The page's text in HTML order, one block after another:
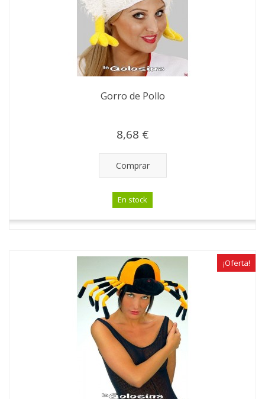
Gorro de Pollo
8,68 €
Comprar
En stock
¡Oferta!